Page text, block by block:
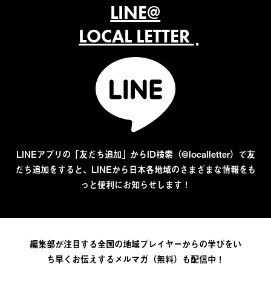
LINE@
LOCAL LETTER
LINEアプリの「友だち追加」からID検索（@localletter）で友
だち追加をすると、LINEから日本各地域のさまざまな情報をも
っと便利にお知らせします！
編集部が注目する全国の地域プレイヤーからの学びをい
ち早くお伝えするメルマガ（無料）も配信中！